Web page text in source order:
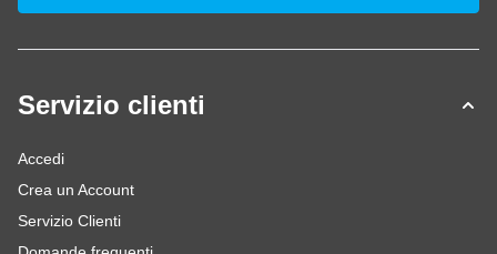
Servizio clienti
Accedi
Crea un Account
Servizio Clienti